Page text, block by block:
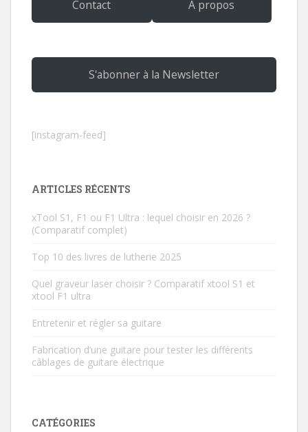
Contact A propos
S'abonner à la Newsletter
[instagram-feed]
ARTICLES RÉCENTS
xTool S1, F1 ou F1 Ultra : lequel choisir en 2026 ?
(Comparatif complet)
Top 10 des livres de lutherie 2025
Quel graveur laser choisir ? Comparatif xtool S1 et
xtool F1 ultra
Entretenir et régler sa guitare
Fabrication d’une guitare pour tester les différents
câblages de guitare électrique
CATÉGORIES